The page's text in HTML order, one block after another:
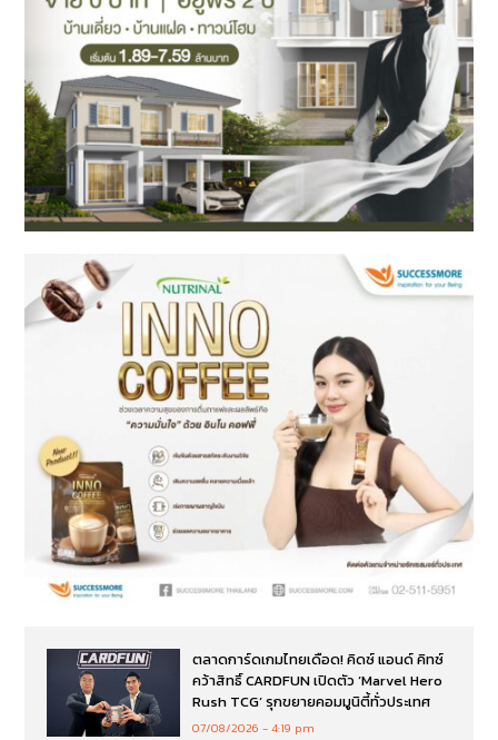
ตลาดการ์ดเกมไทยเดือด! คิดซ์ แอนด์ คิทซ์
คว้าสิทธิ์ CARDFUN เปิดตัว ‘Marvel Hero
Rush TCG’ รุกขยายคอมมูนิตี้ทั่วประเทศ
07/08/2026 4:19 pm